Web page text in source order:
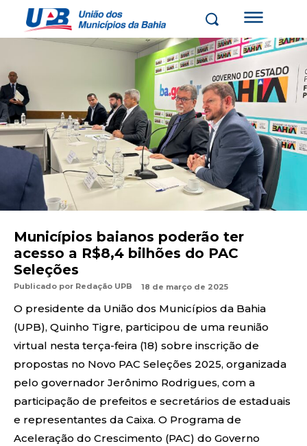
Municípios baianos poderão ter
acesso a R$8,4 bilhões do PAC
Seleções
Publicado por Redação UPB 18 de março de 2025
O presidente da União dos Municípios da Bahia
(UPB), Quinho Tigre, participou de uma reunião
virtual nesta terça-feira (18) sobre inscrição de
propostas no Novo PAC Seleções 2025, organizada
pelo governador Jerônimo Rodrigues, com a
participação de prefeitos e secretários de estaduais
e representantes da Caixa. O Programa de
Aceleração do Crescimento (PAC) do Governo